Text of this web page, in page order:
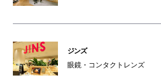
ジンズ
眼鏡・コンタクトレンズ